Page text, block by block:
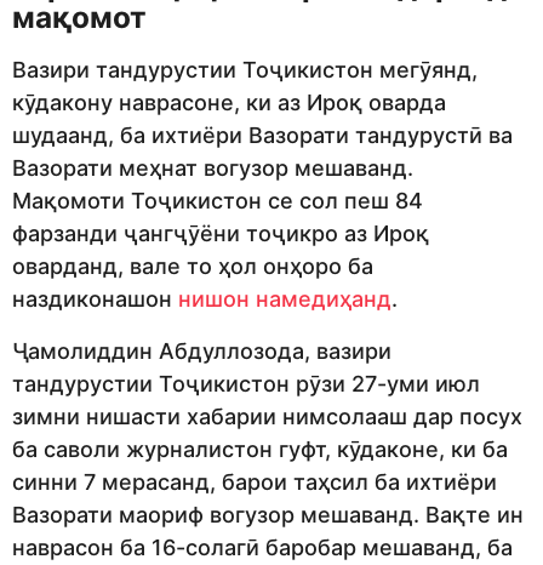
r
мақомот
Вазири тандурустии Тоҷикистон мегӯянд,
кӯдакону наврасоне, ки аз Ироқ оварда
шудаанд, ба ихтиёри Вазорати тандурустӣ ва
Вазорати меҳнат вогузор мешаванд.
Мақомоти Тоҷикистон се сол пеш 84
фарзанди ҷангҷӯёни тоҷикро аз Ироқ
оварданд, вале то ҳол онҳоро ба
наздиконашон нишон намедиҳанд.
Ҷамолиддин Абдуллозода, вазири
тандурустии Тоҷикистон рӯзи 27-уми июл
зимни нишасти хабарии нимсолааш дар посух
ба саволи журналистон гуфт, кӯдаконе, ки ба
синни 7 мерасанд, барои таҳсил ба ихтиёри
Вазорати маориф вогузор мешаванд. Вақте ин
наврасон ба 16-солагӣ баробар мешаванд, ба